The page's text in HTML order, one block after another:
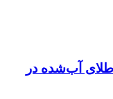
طلای آب‌شده در